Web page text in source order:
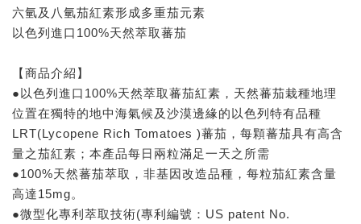
六氫及八氫茄紅素形成多重茄元素
以色列進口100%天然萃取蕃茄
【商品介紹】
●以色列進口100%天然萃取蕃茄紅素，天然蕃茄栽種地理
位置在獨特的地中海氣候及沙漠邊緣的以色列特有品種
LRT(Lycopene Rich Tomatoes )蕃茄，每顆蕃茄具有高含
量之茄紅素；本產品每日兩粒滿足一天之所需
●100%天然蕃茄萃取，非基因改造品種，每粒茄紅素含量
高達15mg。
●微型化專利萃取技術(專利編號：US patent No.